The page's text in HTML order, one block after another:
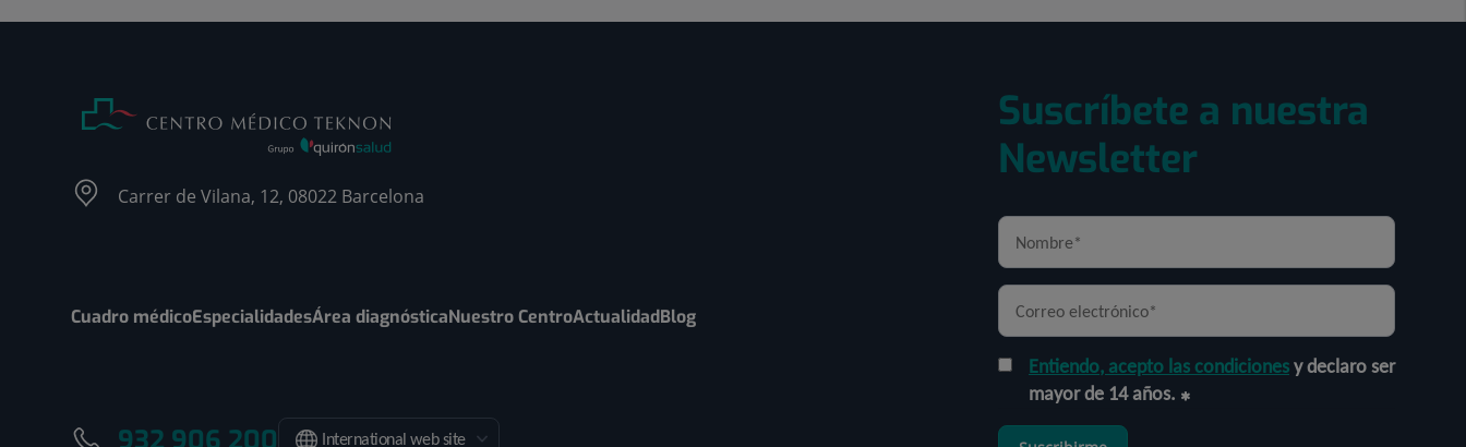
Carrer de Vilana, 12, 08022 Barcelona
Cuadro médicoEspecialidadesÁrea diagnósticaNuestro CentroActualidadBlog
International web site
Suscríbete a nuestra
Newsletter
Entiendo, acepto las condicionesy declaro ser
mayor de 14 años.